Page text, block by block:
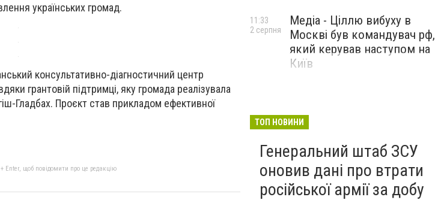
українських громад.
консультативно-діагностичний центр
грантовій підтримці, яку громада реалізувала
Гладбах. Проєкт став прикладом ефективної
Enter, щоб повідомити про це редакцію
Медіа - Ціллю вибуху в
Москві був командувач рф,
який керував наступом на
Київ
11:33
2 серпня
ТОП НОВИНИ
Генеральний штаб ЗСУ
оновив дані про втрати
російської армії за добу